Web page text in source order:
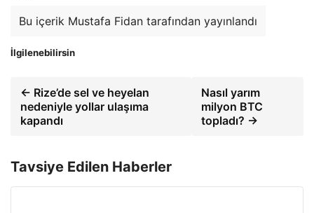
Bu içerik Mustafa Fidan tarafından yayınlandı
İlgilenebilirsin
← Rize’de sel ve heyelan
nedeniyle yollar ulaşıma
kapandı
Nasıl yarım
milyon BTC
topladı? →
Tavsiye Edilen Haberler